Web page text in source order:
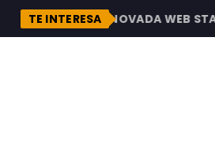
TE INTERESA
LA RENOVADA WEB